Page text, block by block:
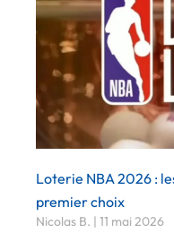
Loterie NBA 2026 :
premier choix
Nicolas B. 11 mai 2026